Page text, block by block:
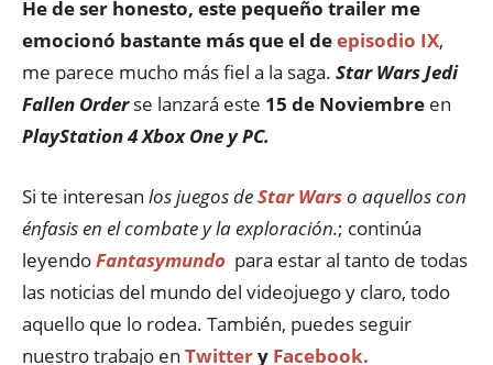
He de ser honesto, este pequeño trailer me
emocionó bastante más que el deepisodio IX,
me parece mucho más fiel a la saga. Star Wars Jedi
Fallen Orderse lanzará este 15 de Noviembre en
PlayStation 4 Xbox One y PC.
Si te interesan los juegos deStar Warso aquellos con
énfasis en el combate y la exploración.; continúa
leyendoFantasymundo para estar al tanto de todas
las noticias del mundo del videojuego y claro, todo
aquello que lo rodea. También, puedes seguir
nuestro trabajo en Twittery Facebook.